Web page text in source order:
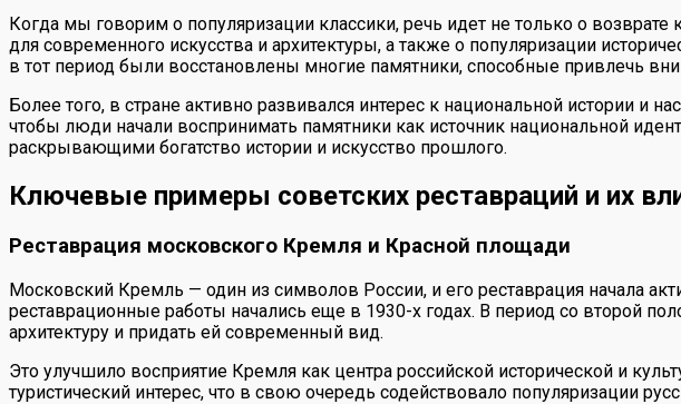
Когда мы говорим о популяризации классики, речь идет не только о
для современного искусства и архитектуры, а также о популяризации
в тот период были восстановлены многие памятники, способные привлечь
Более того, в стране активно развивался интерес к национальной истории и
чтобы люди начали воспринимать памятники как источник национальной
раскрывающими богатство истории и искусство прошлого.
Ключевые примеры советских реставраций и их
Реставрация московского Кремля и Красной площади
Московский Кремль — один из символов России, и его реставрация начала
реставрационные работы начались еще в 1930-х годах. В период со второй
архитектуру и придать ей современный вид.
Это улучшило восприятие Кремля как центра российской исторической и
туристический интерес, что в свою очередь содействовало популяризации